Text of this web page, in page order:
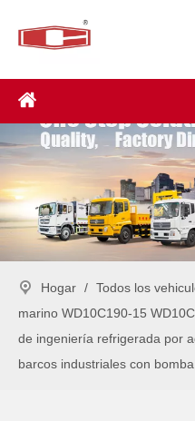
Hogar / Todos los
marino WD10C190-15
de ingeniería refrigerada por
barcos industriales con